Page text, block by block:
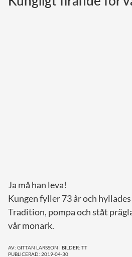
Ja må han leva!
Kungen fyller 73 år och
Tradition, pompa och ståt
vår monark.
AV: GITTAN LARSSON | BILDER: TT
PUBLICERAD: 2019-04-30